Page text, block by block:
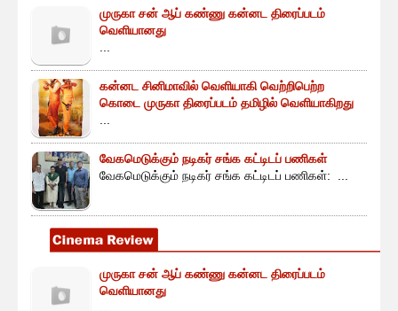
முருகா சன் ஆப் கண்ணு கன்னட திரைப்படம்
வெளியானது
கன்னட சினிமாவில் வெளியாகி வெற்றிபெற்ற
கொடை முருகா திரைப்படம் தமிழில் வெளியாகிறது
வேகமெடுக்கும் நடிகர் சங்க கட்டிடப் பணிகள்
வேகமெடுக்கும் நடிகர் சங்க கட்டிடப் பணிகள்: ...
முருகா சன் ஆப் கண்ணு கன்னட திரைப்படம்
வெளியானது